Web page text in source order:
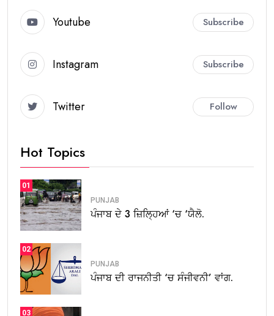
Youtube Subscribe
Instagram Subscribe
Twitter Follow
Hot Topics
01
PUNJAB
ਪੰਜਾਬ ਦੇ 3 ਜ਼ਿਲ੍ਹਿਆਂ ‘ਚ ‘ਯੈਲੋ.
02
PUNJAB
ਪੰਜਾਬ ਦੀ ਰਾਜਨੀਤੀ ‘ਚ ਸੰਜੀਵਨੀ’ ਵਾਂਗ.
03